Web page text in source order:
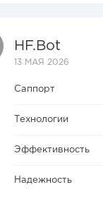
HF.bot
13 МАЯ 2026
Саппорт
Технологии
Эффективность
Надежность